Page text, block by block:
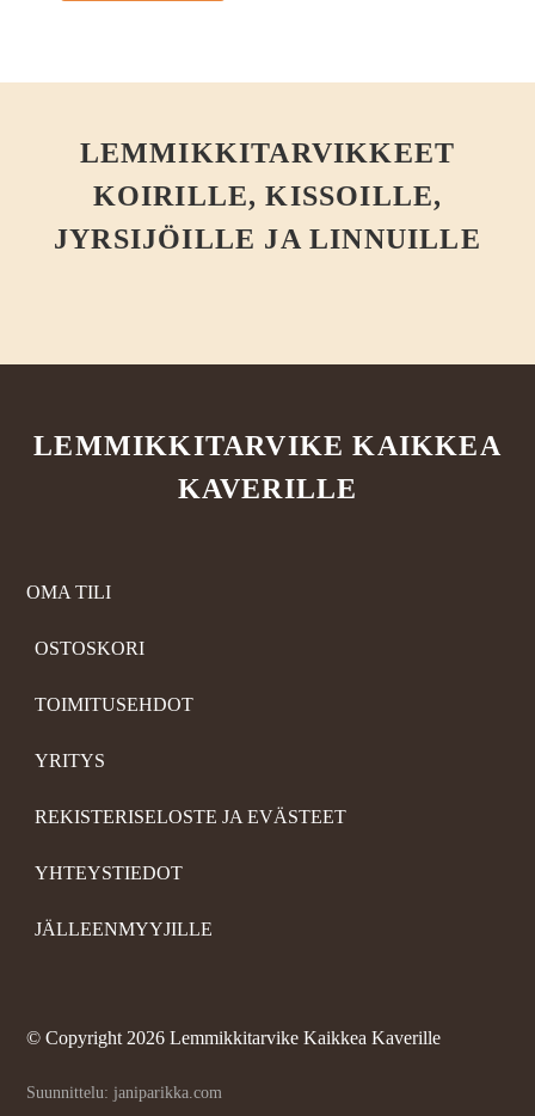
LEMMIKKITARVIKKEET
KOIRILLE, KISSOILLE,
JYRSIJÖILLE JA LINNUILLE
LEMMIKKITARVIKE KAIKKEA
KAVERILLE
OMA TILI
OSTOSKORI
TOIMITUSEHDOT
YRITYS
REKISTERISELOSTE JA EVÄSTEET
YHTEYSTIEDOT
JÄLLEENMYYJILLE
© Copyright 2026 Lemmikkitarvike Kaikkea Kaverille
Suunnittelu: janiparikka.com